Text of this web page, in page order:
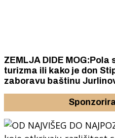
ZEMLJA DIDE
turizma ili kako je don Stipe Perkov oteo
zaboravu baštinu